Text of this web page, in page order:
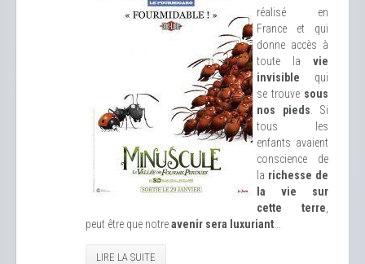
réalisé en
France et qui
donne accès à
toute la vie
invisible qui
se trouve sous
nos pieds . Si
tous les
enfants avaient
conscience de
la richesse de
la vie sur
cette terre
peut être que notreavenir sera luxuriant
LIRE LA SUITE